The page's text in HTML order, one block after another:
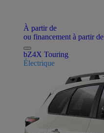
À partir de
ou financement à partir de
bZ4X Touring
Électrique